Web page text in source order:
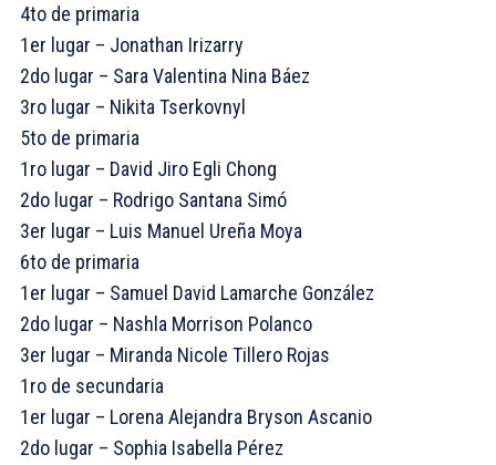
4to de primaria
1er lugar – Jonathan Irizarry
2do lugar – Sara Valentina Nina Báez
3ro lugar – Nikita Tserkovnyl
5to de primaria
1ro lugar – David Jiro Egli Chong
2do lugar – Rodrigo Santana Simó
3er lugar – Luis Manuel Ureña Moya
6to de primaria
1er lugar – Samuel David Lamarche González
2do lugar – Nashla Morrison Polanco
3er lugar – Miranda Nicole Tillero Rojas
1ro de secundaria
1er lugar – Lorena Alejandra Bryson Ascanio
2do lugar – Sophia Isabella Pérez